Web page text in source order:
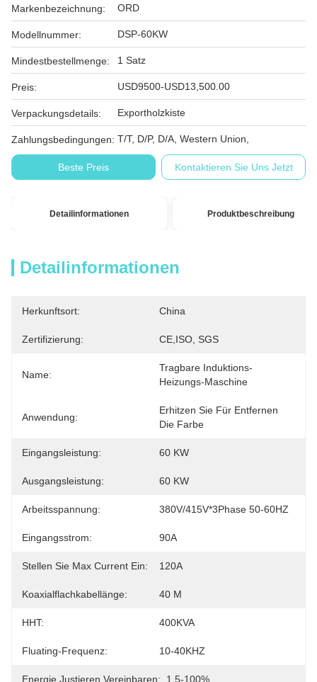
Markenbezeichnung: ORD
Modellnummer: DSP-60KW
Mindestbestellmenge: 1 Satz
Preis: USD9500-USD13,500.00
Verpackungsdetails: Exportholzkiste
Zahlungsbedingungen: T/T, D/P, D/A, Western Union,
Beste Preis Kontaktieren Sie Uns Jetzt
Detailinformationen Produktbeschreibung
Detailinformationen
Herkunftsort: China
Zertifizierung: CE,ISO, SGS
Name:
Tragbare Induktions-
Heizungs-Maschine
Anwendung:
Erhitzen Sie Für Entfernen
Die Farbe
Eingangsleistung: 60 KW
Ausgangsleistung: 60 KW
Arbeitsspannung: 380V/415V*3Phase 50-60HZ
Eingangsstrom: 90A
Stellen Sie Max Current Ein: 120A
Koaxialflachkabellänge: 40 M
HHT: 400KVA
Fluating-Frequenz: 10-40KHZ
Energie Justieren Vereinbaren: 1.5-100%